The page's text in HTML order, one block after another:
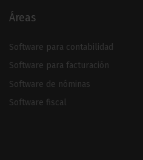
Áreas
Software para contabilidad
Software para facturación
Software de nóminas
Software fiscal